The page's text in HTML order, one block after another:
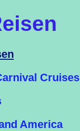
Cruises
America